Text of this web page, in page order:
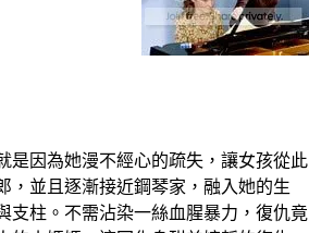
是因為她漫不經心的疏失，讓女孩從此
，並且逐漸接近鋼琴家，融入她的生
支柱。不需沾染一絲血腥暴力，復仇竟